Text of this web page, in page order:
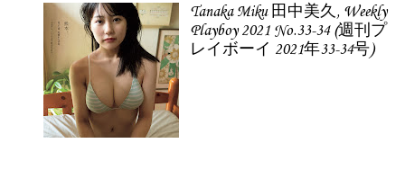
Tanaka Miku 田中美久, Weekly
Playboy 2021 No.33-34 (週刊プ
レイボーイ 2021年33-34号)